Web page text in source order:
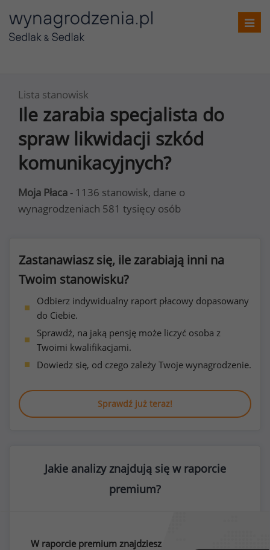
Lista stanowisk
Ile zarabia specjalista do
spraw likwidacji szkód
komunikacyjnych?
Moja Płaca - 1136 stanowisk, dane o
wynagrodzeniach 581 tysięcy osób
Zastanawiasz się, ile zarabiają inni na
Twoim stanowisku?
Odbierz indywidualny raport płacowy dopasowany
do Ciebie.
Sprawdź, na jaką pensję może liczyć osoba z
Twoimi kwalifikacjami.
Dowiedz się, od czego zależy Twoje wynagrodzenie.
Sprawdź już teraz!
Jakie analizy znajdują się w raporcie
premium?
W raporcie premium znajdziesz